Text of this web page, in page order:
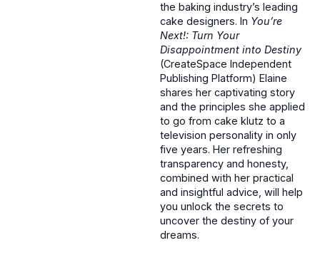
the baking industry’s leading
cake designers. In You’re
Next!: Turn Your
Disappointment into Destiny
(CreateSpace Independent
Publishing Platform) Elaine
shares her captivating story
and the principles she applied
to go from cake klutz to a
television personality in only
five years. Her refreshing
transparency and honesty,
combined with her practical
and insightful advice, will help
you unlock the secrets to
uncover the destiny of your
dreams.